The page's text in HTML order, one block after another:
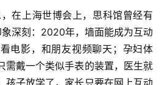
上海世博会上，思科馆曾经有
深刻：2020年，墙面能成为互动
电影，和朋友视频聊天；孕妇体
需戴一个类似手表的装置，医生就